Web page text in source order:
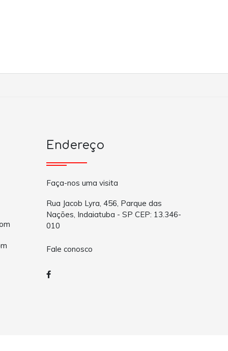
Endereço
Faça-nos uma visita
Rua Jacob Lyra, 456, Parque das
Nações, Indaiatuba - SP CEP: 13.346-
010
Fale conosco